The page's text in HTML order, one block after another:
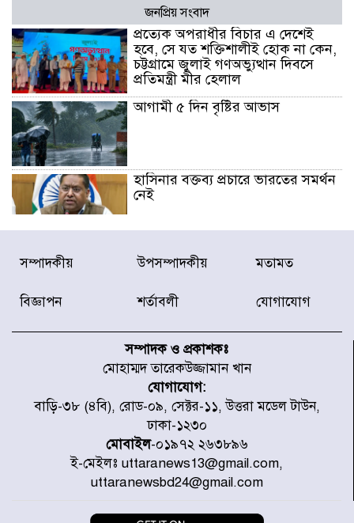
জনপ্রিয় সংবাদ
প্রত্যেক অপরাধীর বিচার এ দেশেই
হবে, সে যত শক্তিশালীই হোক না কেন,
চট্টগ্রামে জুলাই গণঅভ্যুত্থান দিবসে
প্রতিমন্ত্রী মীর হেলাল
আগামী ৫ দিন বৃষ্টির আভাস
হাসিনার বক্তব্য প্রচারে ভারতের সমর্থন
নেই
জুলাই গণঅভ্যুত্থানে আহত যোদ্ধা
মিতুর খোঁজ নিলেন প্রধানমন্ত্রী
শহীদের তালিকা প্রকাশ করল JRA
জুলাই গণঅভ্যুত্থানে উত্তরায় সর্বকনিষ্ঠ
শহীদ জাবির ইব্রাহীম: এক শিশুর রক্তে
লেখা ইতিহাস
রাজধানীতে আজ বৃষ্টির সম্ভাবনা, যা
জানাল আবহাওয়া অধিদপ্তর
সম্পাদকীয় উপসম্পাদকীয় মতামত
বিজ্ঞাপন শর্তাবলী যোগাযোগ
সম্পাদক ও প্রকাশকঃ
মোহাম্মদ তারেকউজ্জামান খান
যোগাযোগ:
বাড়ি-৩৮ (৪বি), রোড-০৯, সেক্টর-১১, উত্তরা মডেল টাউন,
ঢাকা-১২৩০
মোবাইল-০১৯৭২ ২৬৩৮৯৬
ই-মেইলঃ uttaranews13@gmail.com,
uttaranewsbd24@gmail.com